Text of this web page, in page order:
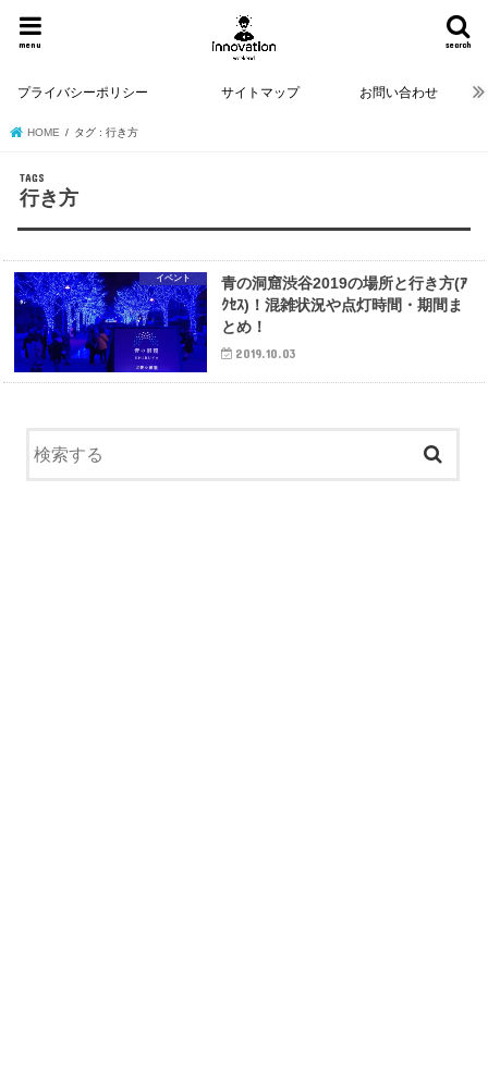
search
menu
プライバシーポリシー サイトマップ お問い合わせ
HOME タグ : 行き方
行き方
イベント
青の洞窟渋谷2019の場所と行き方(ｱ
ｸｾｽ)！混雑状況や点灯時間・期間ま
とめ！
2019.10.03